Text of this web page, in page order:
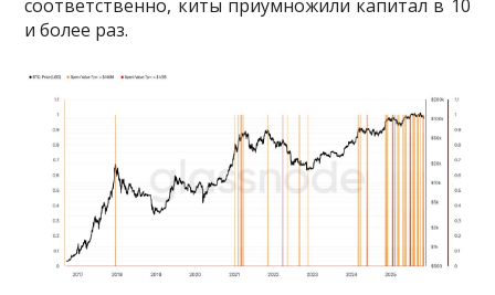
соответственно, киты приумножили капитал в 10
и более раз.